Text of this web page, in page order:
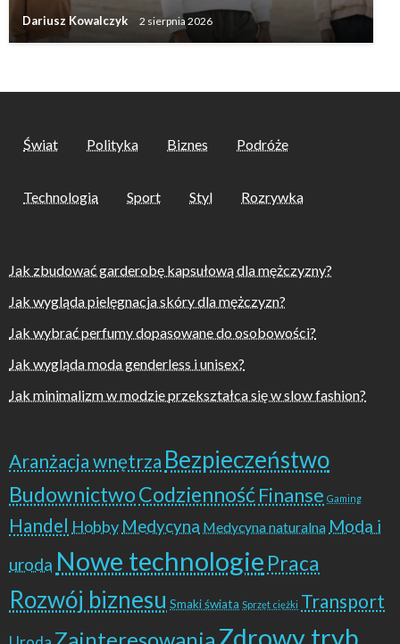
Dariusz Kowalczyk 2 sierpnia 2026
Świat Polityka Biznes Podróże
Technologia Sport Styl Rozrywka
Jak zbudować garderobę kapsułową dla mężczyzny?
Jak wygląda pielęgnacja skóry dla mężczyzn?
Jak wybrać perfumy dopasowane do osobowości?
Jak wygląda moda genderless i unisex?
Jak minimalizm w modzie przekształca się w slow fashion?
Aranżacja wnętrza Bezpieczeństwo
BudownictwoCodziennośćFinanse Gaming
Handel Hobby Medycyna Medycyna naturalna Moda i
uroda Nowe technologie Praca
Rozwój biznesu Smaki świata Sprzęt ciężki Transport
Zdrowy tryb